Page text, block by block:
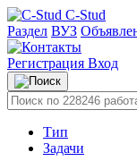
C-Stud
Раздел ВУЗ
Регистрация Вход
Тип
Задачи